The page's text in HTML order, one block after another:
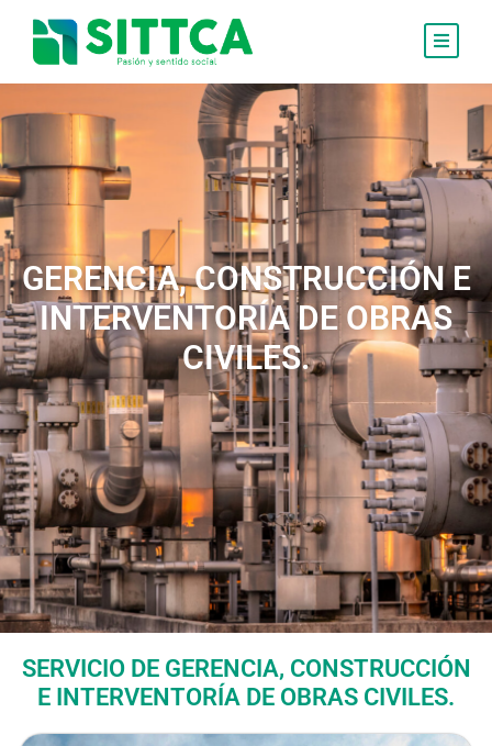
GERENCIA, CONSTRUCCIÓN E
INTERVENTORÍA DE OBRAS
CIVILES.
SERVICIO DE GERENCIA, CONSTRUCCIÓN
E INTERVENTORÍA DE OBRAS CIVILES.